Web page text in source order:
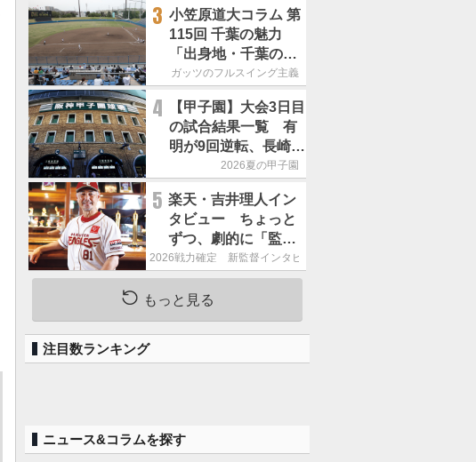
3 小笠原道大コラム 第
115回 千葉の魅力
「出身地・千葉の話
の続き。昔から野球
す」
ガッツのフルスイング主義
4
【甲子園】大会3日目
の試合結果一覧 有
明が9回逆転、長崎日
大は15得点で大勝
2026夏の甲子園
5 楽天・吉井理人イン
タビュー ちょっと
ずつ、劇的に「監督
が代わると何もかも
が変わるというの
は、チームにとって
す」
2026戦力確定 新監督インタビュー
もっと見る
注目数ランキング
ニュース&コラムを探す